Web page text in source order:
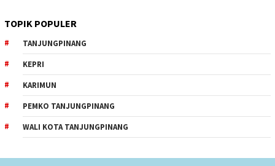
TOPIK POPULER
TANJUNGPINANG
KEPRI
KARIMUN
PEMKO TANJUNGPINANG
WALI KOTA TANJUNGPINANG